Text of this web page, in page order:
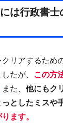
は行政書士
リアするため
たが、 この方
また、 他にもク
としたミスや
ります。